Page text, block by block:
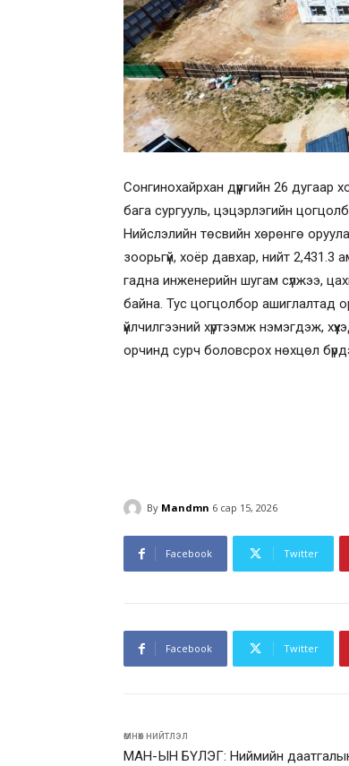
Сонгинохайрхан дүүргийн 26 дугаар
бага сургууль, цэцэрлэгийн
Нийслэлийн төсвийн хөрөнгө
зоорьгүй, хоёр давхар, нийт
гадна инженерийн шугам сүлжээ,
байна. Тус цогцолбор ашиглалтад
үйлчилгээний хүртээмж нэмэгдэж,
орчинд сурч боловсрох нөхцөл
By Mandmn 6 сар 15, 2026
Facebook Twitter
Facebook Twitter
өмнөх нийтлэл
МАН-ЫН БҮЛЭГ: Ниймийн даатгалын